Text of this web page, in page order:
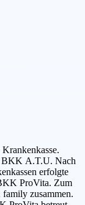
BKK A.T.U. Nach
erfolgte
ProVita. Zum
zusammen.